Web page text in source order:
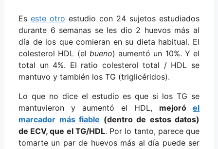
Es este otro estudio con 24 sujetos estudiados
durante 6 semanas se les dio 2 huevos más al
día de los que comieran en su dieta habitual. El
colesterol HDL (el bueno) aumentó un 10%. Y el
total un 4%. El ratio colesterol total / HDL se
mantuvo y también los TG (triglicéridos).
Lo que no dice el estudio es que si los TG se
mantuvieron y aumentó el HDL, mejoró el
marcador más fiable (dentro de estos datos)
de ECV, que el TG/HDL. Por lo tanto, parece que
tomarte un par de huevos más al día puede ser